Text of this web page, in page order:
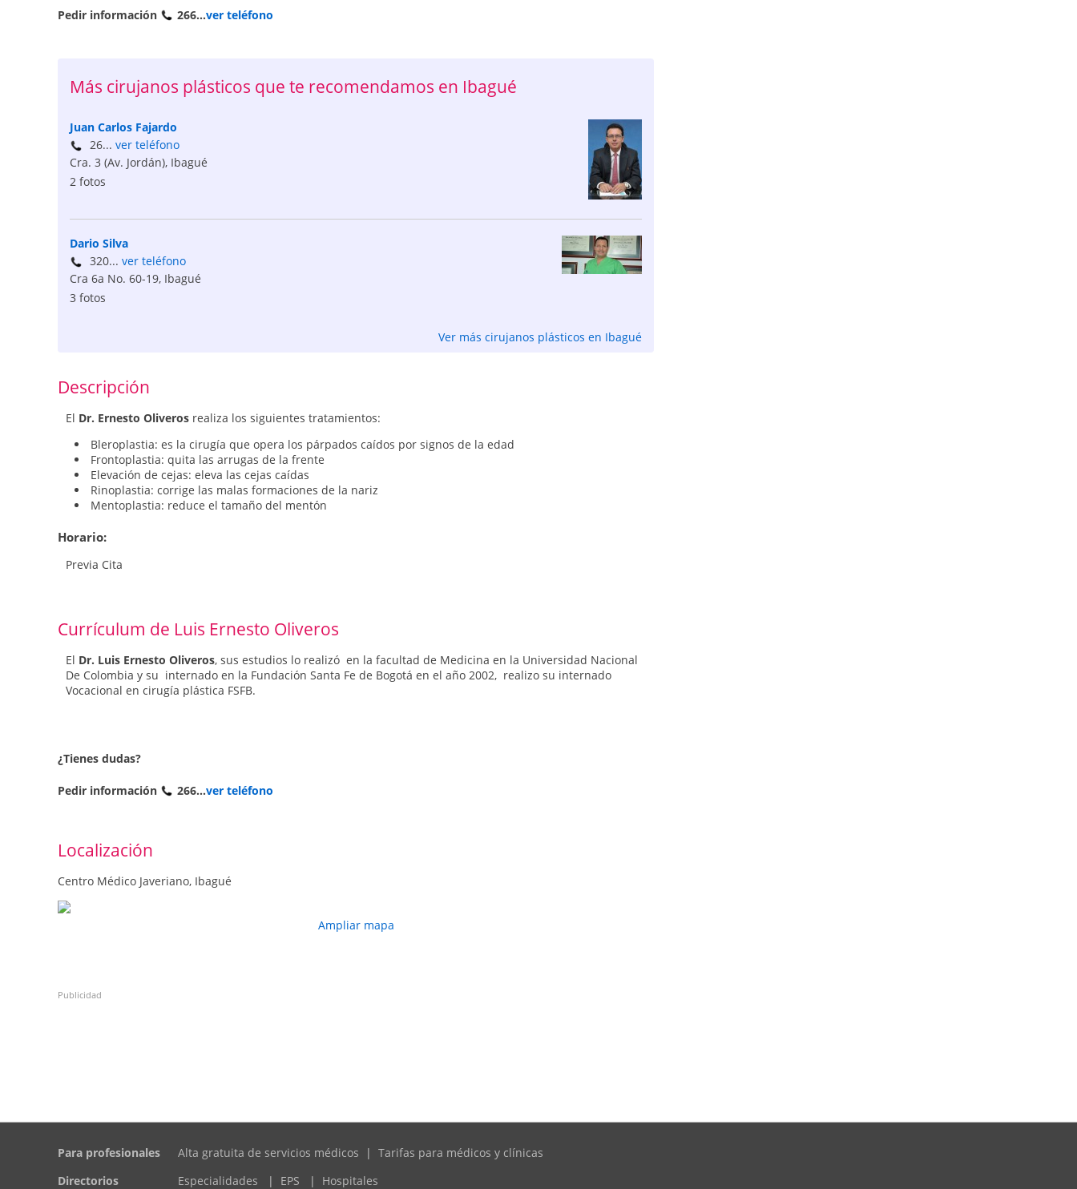
Pedir información 266...ver teléfono
Más cirujanos plásticos que te recomendamos en Ibagué
Juan Carlos Fajardo
26... ver teléfono
Cra. 3 (Av. Jordán), Ibagué
2 fotos
Dario Silva
320... ver teléfono
Cra 6a No. 60-19, Ibagué
3 fotos
Ver más cirujanos plásticos en Ibagué
Descripción
El Dr. Ernesto Oliveros realiza los siguientes tratamientos:
Bleroplastia: es la cirugía que opera los párpados caídos por signos de la edad
Frontoplastia: quita las arrugas de la frente
Elevación de cejas: eleva las cejas caídas
Rinoplastia: corrige las malas formaciones de la nariz
Mentoplastia: reduce el tamaño del mentón
Horario:
Previa Cita
Currículum de Luis Ernesto Oliveros
El Dr. Luis Ernesto Oliveros, sus estudios lo realizó en la facultad de Medicina en la Universidad Nacional
De Colombia y su internado en la Fundación Santa Fe de Bogotá en el año 2002, realizo su internado
Vocacional en cirugía plástica FSFB.
¿Tienes dudas?
Pedir información 266...ver teléfono
Localización
Centro Médico Javeriano, Ibagué
Ampliar mapa
Publicidad
Para profesionales Alta gratuita de servicios médicos | Tarifas para médicos y clínicas
Directorios
Especialidades | EPS | Hospitales